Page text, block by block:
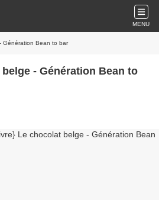
MENU
Génération Bean to bar
- Génération Bean to